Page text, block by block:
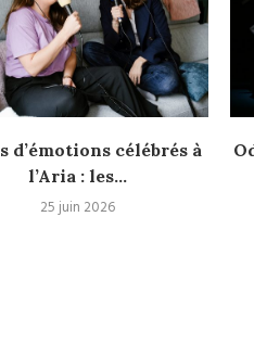
d’émotions célébrés à
l’Aria : les...
25 juin 2026